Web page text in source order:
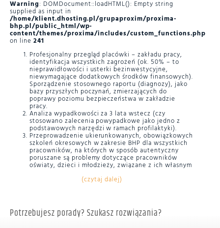
Warning: DOMDocument::loadHTML(): Empty string
supplied as input in
/home/klient.dhosting.pl/grupaproxim/proxima-
bhp.pl/public_html/wp-
content/themes/proxima/includes/custom_functions.php
on line 241
Profesjonalny przegląd placówki – zakładu pracy,
identyfikacja wszystkich zagrożeń (ok. 50% – to
nieprawidłowości i usterki bezinwestycyjne,
niewymagające dodatkowych środków finansowych).
Sporządzenie stosownego raportu (diagnozy), jako
bazy przyszłych poczynań, zmierzających do
poprawy poziomu bezpieczeństwa w zakładzie
pracy.
Analiza wypadkowości za 3 lata wstecz (czy
stosowano zalecenia powypadkowe jako jedno z
podstawowych narzędzi w ramach profilaktyki).
Przeprowadzenie ukierunkowanych, obowiązkowych
szkoleń okresowych w zakresie BHP dla wszystkich
pracowników, na których w sposób autentyczny
poruszane są problemy dotyczące pracowników
oświaty, dzieci i młodzieży, związane z ich własnym
Profilaktyczne badania lekarskie, przestrzeganie
stanowiskach pracy czynników szkodliwych dla
zdrowia lub warunków uciążliwych oraz aktualne
(czytaj dalej)
Potrzebujesz porady? Szukasz rozwiązania?